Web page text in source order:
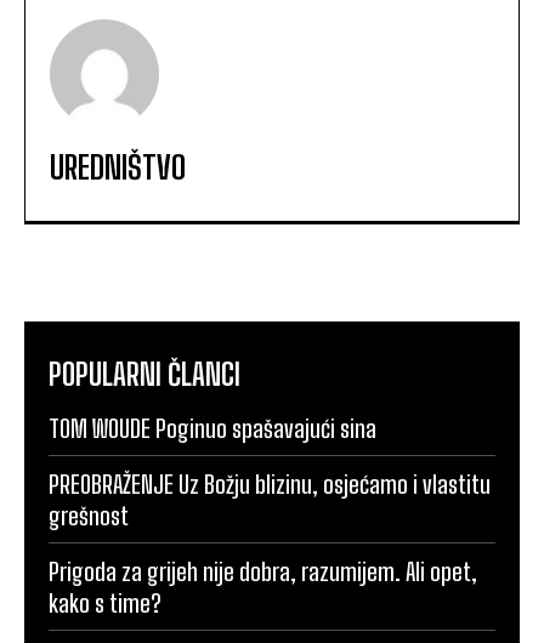
UREDNIŠTVO
POPULARNI ČLANCI
TOM WOUDE Poginuo spašavajući sina
PREOBRAŽENJE Uz Božju blizinu, osjećamo i vlastitu
grešnost
Prigoda za grijeh nije dobra, razumijem. Ali opet,
kako s time?